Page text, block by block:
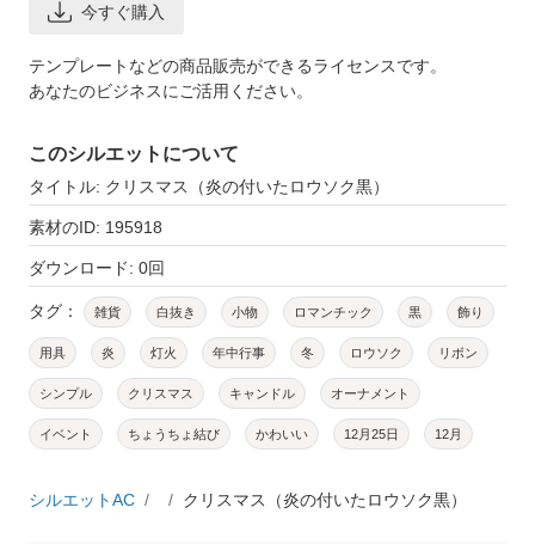
今すぐ購入
テンプレートなどの商品販売ができるライセンスです。
あなたのビジネスにご活用ください。
このシルエットについて
タイトル: クリスマス（炎の付いたロウソク黒）
素材のID: 195918
ダウンロード: 0回
タグ： 雑貨 白抜き 小物 ロマンチック 黒 飾り
用具 炎 灯火 年中行事 冬 ロウソク リボン
シンプル クリスマス キャンドル オーナメント
イベント ちょうちょ結び かわいい 12月25日 12月
シルエットAC クリスマス（炎の付いたロウソク黒）